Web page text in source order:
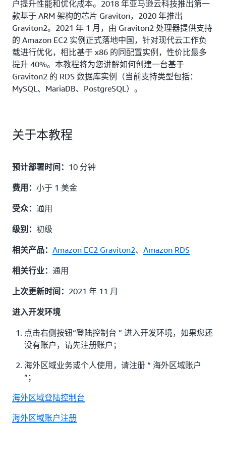
户提升性能和优化成本。2018 年亚马逊云科技推出第一
款基于 ARM 架构的芯片 Graviton，2020 年推出
Graviton2。2021 年 1 月，由 Graviton2 处理器提供支持
的 Amazon EC2 实例正式落地中国，针对现代云工作负
载进行优化，相比基于 x86 的同配置实例，性价比最多
提升 40%。本教程将为您讲解如何创建一台基于
Graviton2 的 RDS 数据库实例（当前支持类型包括：
MySQL、MariaDB、PostgreSQL）。
关于本教程
预计部署时间： 10 分钟
费用： 小于 1 美金
受众： 通用
级别： 初级
相关产品： Amazon EC2 Graviton2、 Amazon RDS
相关行业： 通用
上次更新时间： 2021 年 11 月
进入开发环境
点击右侧按钮“登陆控制台 ” 进入开发环境，如果您还
没有账户，请先注册账户；
海外区域业务或个人使用，请注册 “ 海外区域账户
”；
海外区域登陆控制台
海外区域账户注册